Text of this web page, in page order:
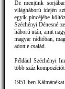
De menjünk
világháború idején
egyik pincéjébe
Széchényi Dénesné
háború után, amit
magyar rádióban,
adott e család.
Például Széchényi
több száz
1951-ben